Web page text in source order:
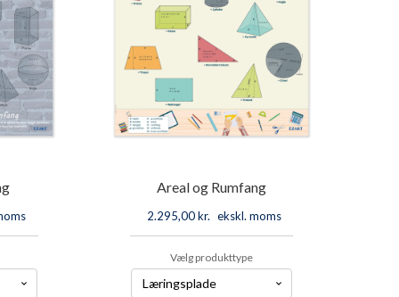
Areal og Rumfang
2.295,00kr. ekskl. moms
Vælg produkttype